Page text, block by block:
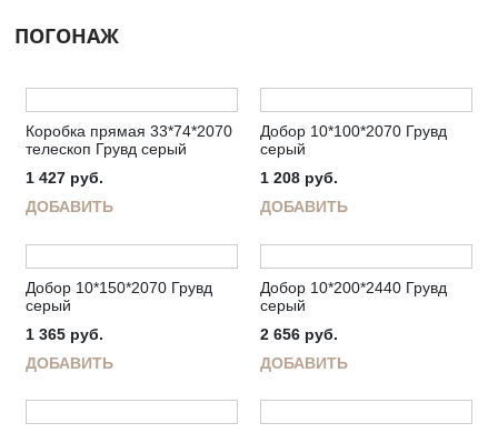
ПОГОНАЖ
Коробка прямая 33*74*2070
телескоп Грувд серый
1 427 руб.
ДОБАВИТЬ
Добор 10*100*2070 Грувд
серый
1 208 руб.
ДОБАВИТЬ
Добор 10*150*2070 Грувд
серый
1 365 руб.
ДОБАВИТЬ
Добор 10*200*2440 Грувд
серый
2 656 руб.
ДОБАВИТЬ